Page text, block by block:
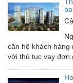
Van - Co các loại
Vật liệu mài mòn
Vòng bi - Bạc đạn
Xe hơi - Phụ tùng
căn hộ khách hàng
với thủ tục vay đơn